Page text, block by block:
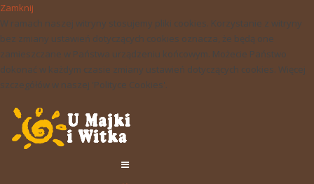
Zamknij
W ramach naszej witryny stosujemy pliki cookies. Korzystanie z witryny
bez zmiany ustawień dotyczących cookies oznacza, że będą one
zamieszczane w Państwa urządzeniu końcowym. Możecie Państwo
dokonać w każdym czasie zmiany ustawień dotyczących cookies. Więcej
szczegółów w naszej 'Polityce Cookies'.